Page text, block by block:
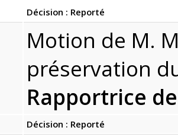
Décision : Reporté
Motion de M.
préservation
Rapportrice
Décision : Reporté